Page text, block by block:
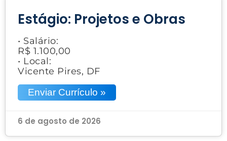
Estágio: Projetos e Obras
• Salário:
R$ 1.100,00
• Local:
Vicente Pires, DF
Enviar Currículo »
6 de agosto de 2026